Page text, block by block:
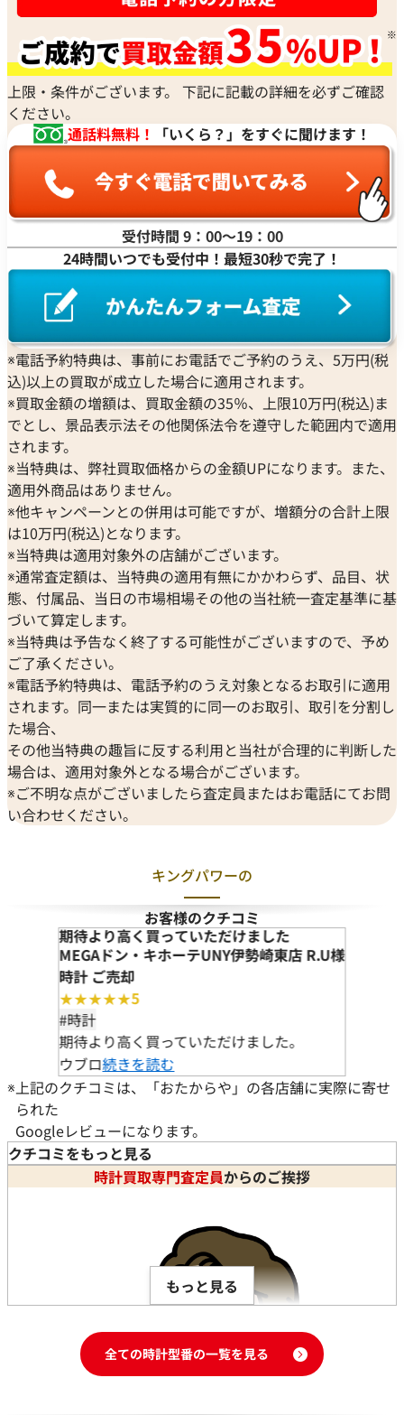
は？
ブラ
ンド
の魅
力や
のポ
トも
解説
魅力、さらに高値で売却するためのチェックポイントを具体
的に解説します
上限・条件がございます。 下記に記載の詳細を必ずご確認
ください。
通話料無料！
「いくら？」をすぐに聞けます！
受付時間 9：00〜19：00
24時間いつでも受付中！最短30秒で完了！
※電話予約特典は、事前にお電話でご予約のうえ、5万円(税
込)以上の買取が成立した場合に適用されます。
※買取金額の増額は、買取金額の35％、上限10万円(税込)ま
でとし、景品表示法その他関係法令を遵守した範囲内で適用
されます。
※当特典は、弊社買取価格からの金額UPになります。また、
適用外商品はありません。
※他キャンペーンとの併用は可能ですが、増額分の合計上限
は10万円(税込)となります。
※当特典は適用対象外の店舗がございます。
※通常査定額は、当特典の適用有無にかかわらず、品目、状
態、付属品、当日の市場相場その他の当社統一査定基準に基
づいて算定します。
※当特典は予告なく終了する可能性がございますので、予め
ご了承ください。
※電話予約特典は、電話予約のうえ対象となるお取引に適用
されます。同一または実質的に同一のお取引、取引を分割し
た場合、
その他当特典の趣旨に反する利用と当社が合理的に判断した
場合は、適用対象外となる場合がございます。
※ご不明な点がございましたら査定員またはお電話にてお問
い合わせください。
キングパワーの
お客様のクチコミ
期待より高く買っていただけました
MEGAドン・キホーテUNY伊勢崎東店 R.U様
時計 ご売却
★★★★★5
#時計
期待より高く買っていただけました。
ウブロ続きを読む
※上記のクチコミは、「おたからや」の各店舗に実際に寄せ
られた
Googleレビューになります。
クチコミをもっと見る
時計買取専門査定員からのご挨拶
もっと見る
全ての時計型番の一覧を見る